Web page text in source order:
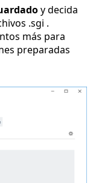
y decida
.sgi .
más para
preparadas